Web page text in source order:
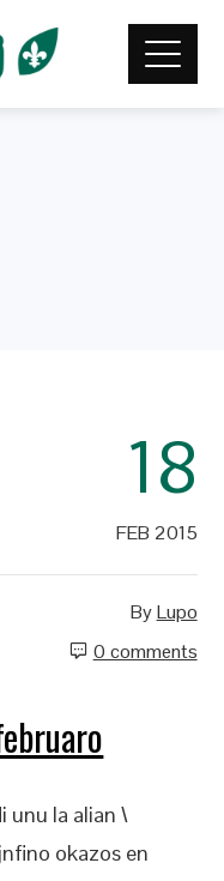
18
FEB 2015
ByLupo
0 comments
unu la alian \
okazos en